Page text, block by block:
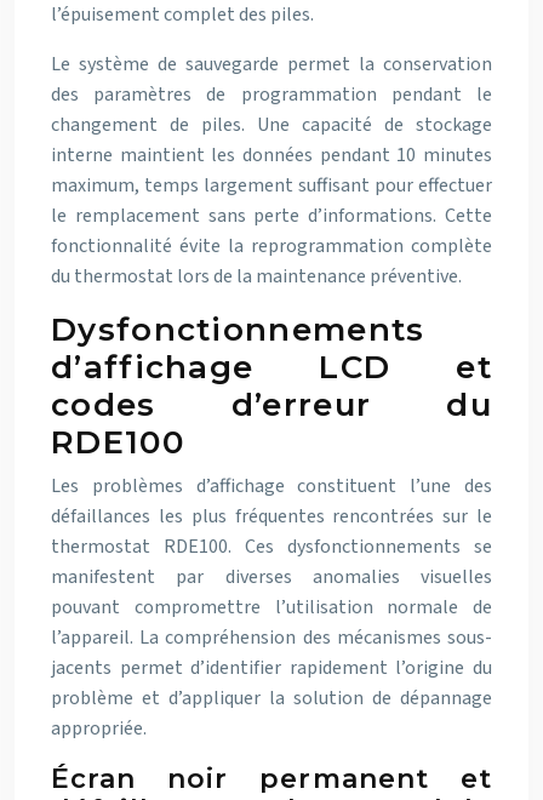
l’épuisement complet des piles.
Le système de sauvegarde permet la conservation
des paramètres de programmation pendant le
changement de piles. Une capacité de stockage
interne maintient les données pendant 10 minutes
maximum, temps largement suffisant pour effectuer
le remplacement sans perte d’informations. Cette
fonctionnalité évite la reprogrammation complète
du thermostat lors de la maintenance préventive.
Dysfonctionnements
d’affichage LCD et
codes d’erreur du
RDE100
Les problèmes d’affichage constituent l’une des
défaillances les plus fréquentes rencontrées sur le
thermostat RDE100. Ces dysfonctionnements se
manifestent par diverses anomalies visuelles
pouvant compromettre l’utilisation normale de
l’appareil. La compréhension des mécanismes sous-
jacents permet d’identifier rapidement l’origine du
problème et d’appliquer la solution de dépannage
appropriée.
Écran noir permanent et